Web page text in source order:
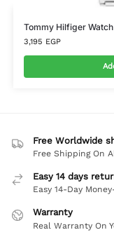
Tommy Hilfiger
3,195 EGP
Free Worldwide
Free Shipping On
Easy 14 days
Easy 14-Day
Warranty
Real Warranty On